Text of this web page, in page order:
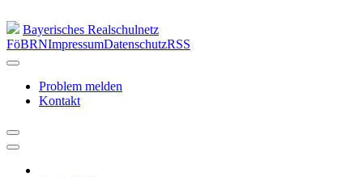
Bayerisches Realschulnetz
FöBRNImpressumDatenschutzRSS
Problem melden
Kontakt